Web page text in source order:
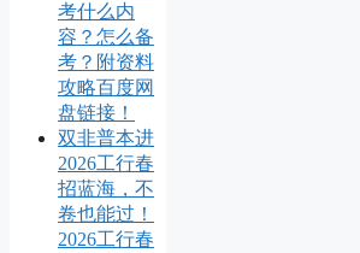
考什么内
容？怎么备
考？附资料
攻略百度网
盘链接！
双非普本进
2026工行春
招蓝海，不
卷也能过！
2026工行春